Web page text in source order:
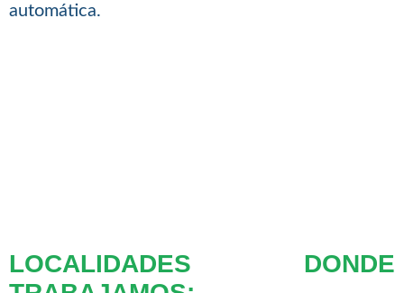
automática.
LOCALIDADES DONDE